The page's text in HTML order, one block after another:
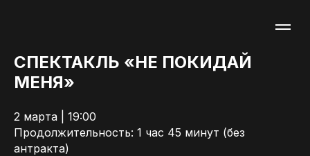
СПЕКТАКЛЬ «НЕ ПОКИДАЙ
МЕНЯ»
2 марта | 19:00
Продолжительность: 1 час 45 минут (без
антракта)